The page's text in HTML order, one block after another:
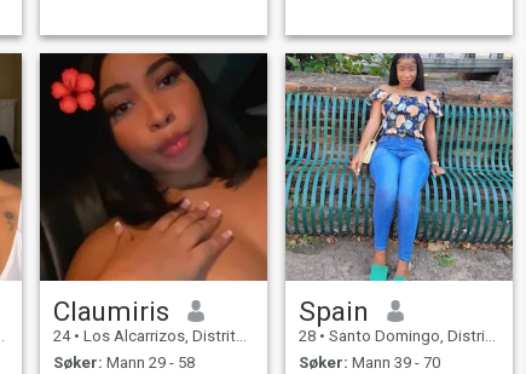
música me gusta mucho leer
ago ejercicios m
er splitter som de sier i mitt
land. hvis du vil vite mer, kan
du spørre meg...
Claumiris
24 • Los Alcarrizos, Distrito Nacional, Den Dominikanske Rep.
Søker: Mann 29 - 58
Spain
28 • Santo Domingo, Distrito Nacional, Den Dominikanske Rep.
Søker: Mann 39 - 70